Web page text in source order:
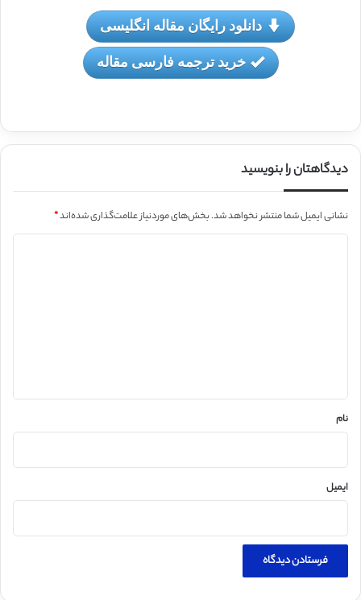
دانلود رایگان مقاله انگلیسی
خرید ترجمه فارسی مقاله
دیدگاهتان را بنویسید
نشانی ایمیل شما منتشر نخواهد شد.بخش‌های موردنیاز علامت‌گذاری شده‌اند*
نام
ایمیل